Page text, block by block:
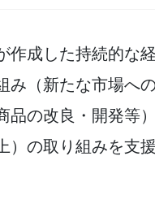
作成した持続的な
み（新たな市場へ
品の改良・開発等
）の取り組みを支